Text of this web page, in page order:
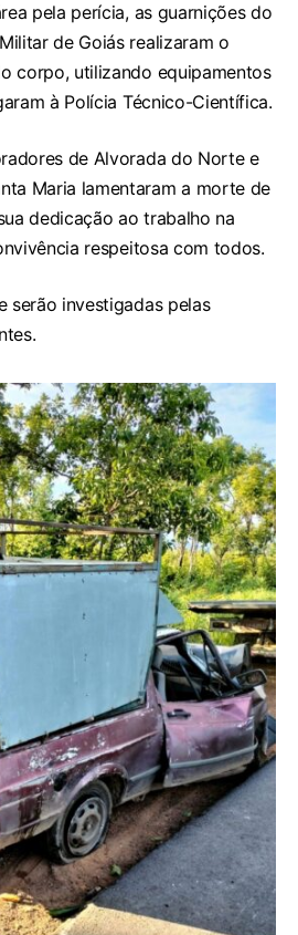
pela perícia, as guarnições do
de Goiás realizaram o
corpo, utilizando equipamentos
à Polícia Técnico-Científica.
de Alvorada do Norte e
Maria lamentaram a morte de
dedicação ao trabalho na
respeitosa com todos.
serão investigadas pelas